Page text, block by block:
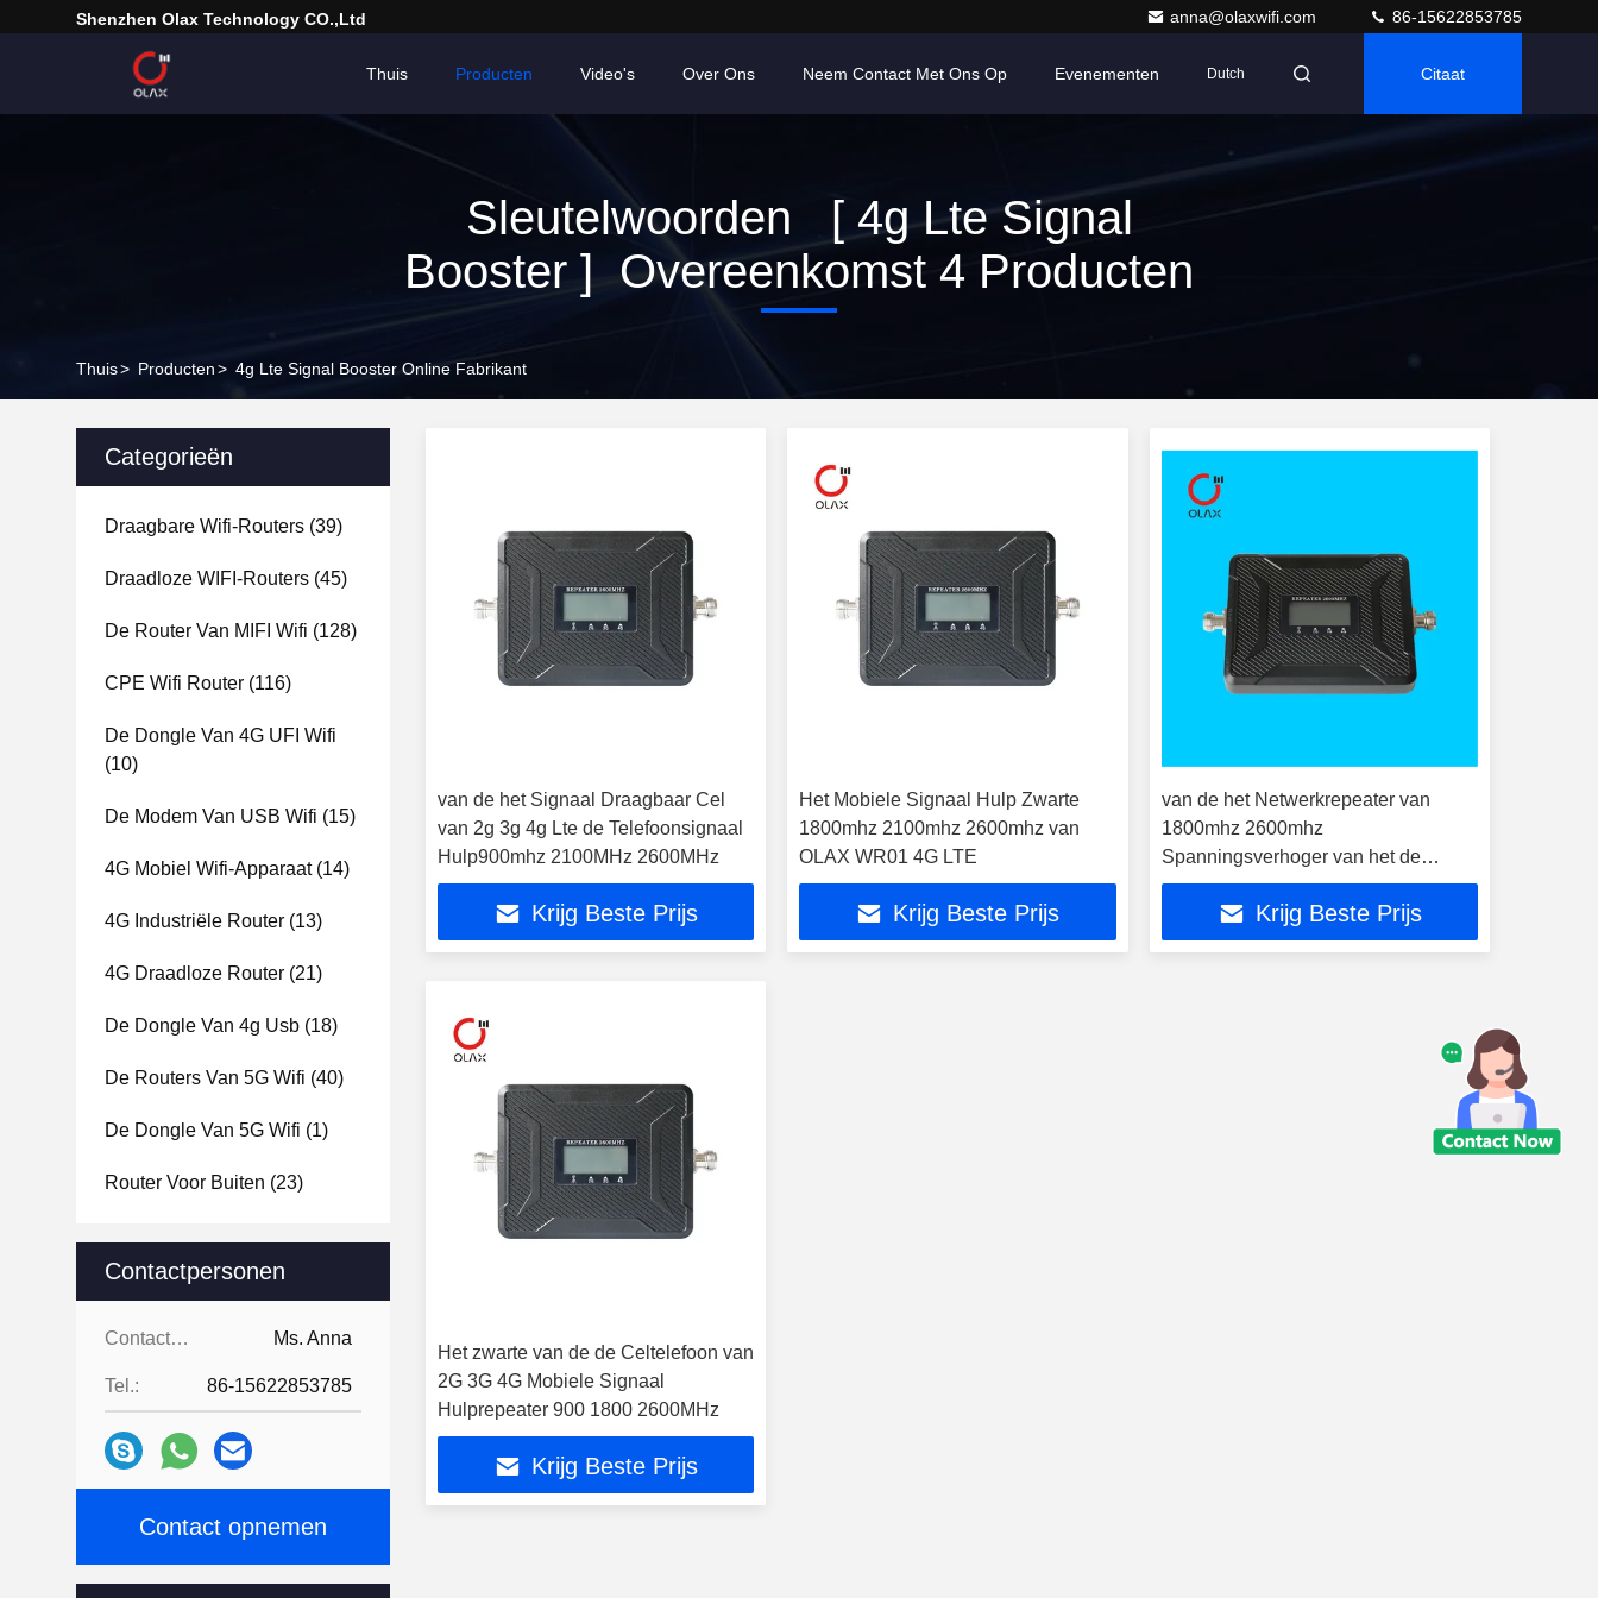
Shenzhen Olax Technology CO.,Ltd anna@olaxwifi.com 86-15622853785
Thuis Producten Video's Over Ons Neem Contact Met Ons Op Evenementen Dutch Citaat
Sleutelwoorden [ 4g Lte Signal
Booster ] Overeenkomst 4 Producten
Thuis> Producten> 4g Lte Signal Booster Online Fabrikant
Categorieën
Draagbare Wifi-Routers (39)
Draadloze WIFI-Routers (45)
De Router Van MIFI Wifi (128)
CPE Wifi Router (116)
De Dongle Van 4G UFI Wifi
(10)
De Modem Van USB Wifi (15)
4G Mobiel Wifi-Apparaat(14)
4G Industriële Router (13)
4G Draadloze Router (21)
De Dongle Van 4g Usb (18)
De Routers Van 5G Wifi (40)
De Dongle Van 5G Wifi (1)
Router Voor Buiten (23)
Contactpersonen
Contactpersonen: Ms. Anna
Tel.: 86-15622853785
Contact opnemen
van de het Signaal Draagbaar Cel
van 2g 3g 4g Lte de Telefoonsignaal
Hulp900mhz 2100MHz 2600MHz
Krijg Beste Prijs
Het Mobiele Signaal Hulp Zwarte
1800mhz 2100mhz 2600mhz van
OLAX WR01 4G LTE
Krijg Beste Prijs
van de het Netwerkrepeater van
1800mhz 2600mhz
Spanningsverhoger van het de
Telefoonsignaal de Mobiele voor Alle
Netwerken
Krijg Beste Prijs
Het zwarte van de de Celtelefoon van
2G 3G 4G Mobiele Signaal
Hulprepeater 900 1800 2600MHz
Krijg Beste Prijs